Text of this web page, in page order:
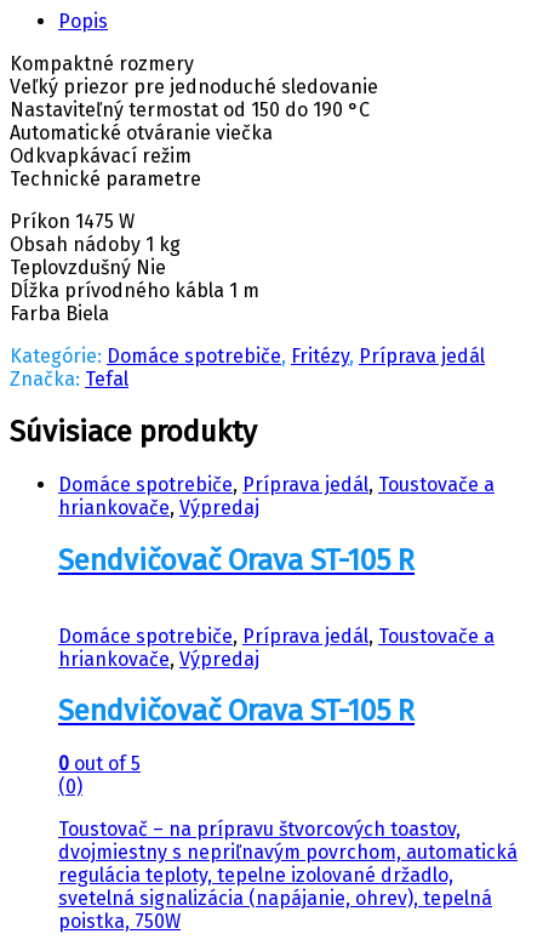
Popis
Kompaktné rozmery
Veľký priezor pre jednoduché sledovanie
Nastaviteľný termostat od 150 do 190 °C
Automatické otváranie viečka
Odkvapkávací režim
Technické parametre
Príkon 1475 W
Obsah nádoby 1 kg
Teplovzdušný Nie
Dĺžka prívodného kábla 1 m
Farba Biela
Kategórie: Domáce spotrebiče, Fritézy, Príprava jedál
Značka: Tefal
Súvisiace produkty
Domáce spotrebiče, Príprava jedál, Toustovače a
hriankovače, Výpredaj
Sendvičovač Orava ST-105 R
Domáce spotrebiče, Príprava jedál, Toustovače a
hriankovače, Výpredaj
Sendvičovač Orava ST-105 R
0 out of 5
(0)
Toustovač – na prípravu štvorcových toastov,
dvojmiestny s nepriľnavým povrchom, automatická
regulácia teploty, tepelne izolované držadlo,
svetelná signalizácia (napájanie, ohrev), tepelná
poistka, 750W